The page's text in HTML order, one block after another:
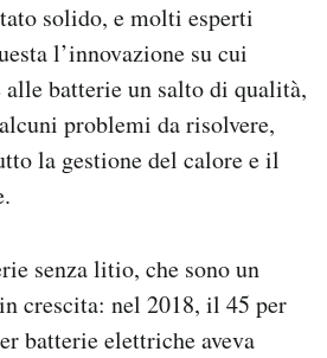
solido, e molti esperti
l’innovazione su cui
batterie un salto di qualità,
problemi da risolvere,
la gestione del calore e il
senza litio, che sono un
crescita: nel 2018, il 45 per
batterie elettriche aveva